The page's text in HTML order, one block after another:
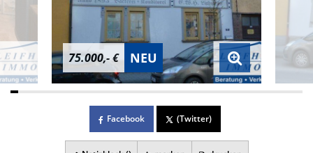
75.000,- € NEU
Facebook (Twitter)